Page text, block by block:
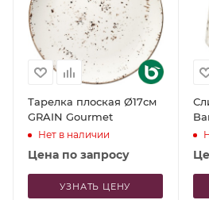
Тарелка плоская Ø17см
GRAIN Gourmet
Нет в наличии
Цена по запросу
УЗНАТЬ ЦЕНУ